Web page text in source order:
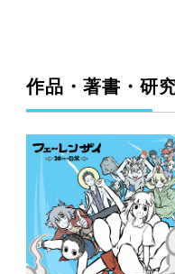
作品・著書・研